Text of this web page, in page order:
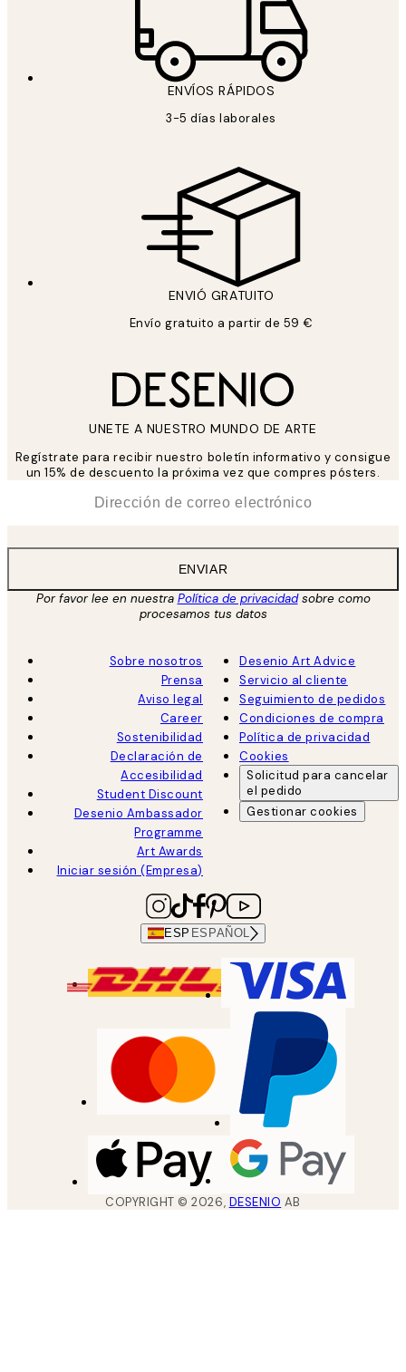
ENVÍOS RÁPIDOS
3-5 días laborales
ENVIÓ GRATUITO
Envío gratuito a partir de 59 €
UNETE A NUESTRO MUNDO DE ARTE
Regístrate para recibir nuestro boletín informativo y consigue
un 15% de descuento la próxima vez que compres pósters.
ENVIAR
Por favor lee en nuestra Política de privacidadsobre como
procesamos tus datos
Sobre nosotros
Prensa
Aviso legal
Career
Sostenibilidad
Declaración de
Accesibilidad
Student Discount
Desenio Ambassador
Programme
Art Awards
Iniciar sesión (Empresa)
Desenio Art Advice
Servicio al cliente
Seguimiento de pedidos
Condiciones de compra
Política de privacidad
Cookies
Solicitud para cancelar
el pedido
Gestionar cookies
ESP ESPAÑOL
COPYRIGHT ©2026, DESENIO AB